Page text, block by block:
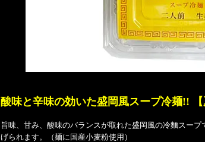
酸味と辛味の効いた盛岡風スープ冷麺!! 【
旨味、甘み、酸味のバランスが取れた盛岡風の冷麵スー
げられます。（麺に国産小麦粉使用）